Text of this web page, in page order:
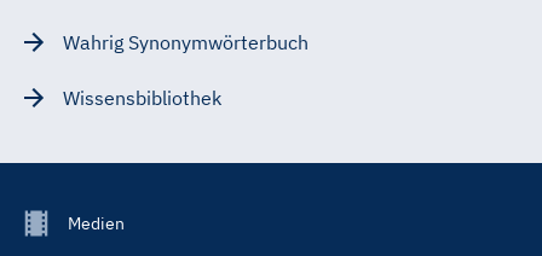
Wahrig Synonymwörterbuch
Wissensbibliothek
FooterMedien